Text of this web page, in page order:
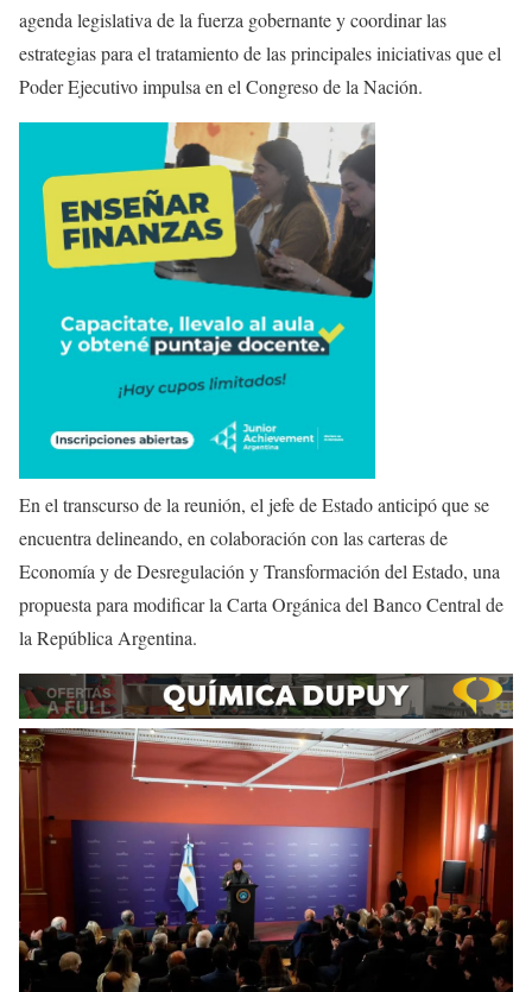
agenda legislativa de la fuerza gobernante y coordinar las
estrategias para el tratamiento de las principales iniciativas que el
Poder Ejecutivo impulsa en el Congreso de la Nación.
En el transcurso de la reunión, el jefe de Estado anticipó que se
encuentra delineando, en colaboración con las carteras de
Economía y de Desregulación y Transformación del Estado, una
propuesta para modificar la Carta Orgánica del Banco Central de
la República Argentina.